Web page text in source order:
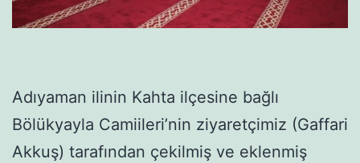
Adıyaman ilinin Kahta ilçesine bağlı
Bölükyayla Camiileri’nin ziyaretçimiz (Gaffari
Akkuş) tarafından çekilmiş ve eklenmiş